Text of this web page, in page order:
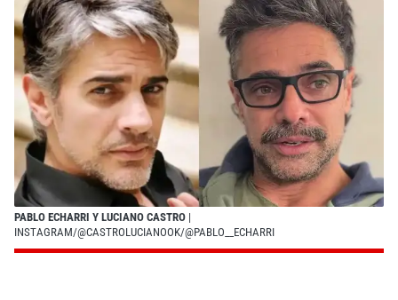
PABLO ECHARRI Y LUCIANO CASTRO |
INSTAGRAM/@CASTROLUCIANOOK/@PABLO__ECHARRI